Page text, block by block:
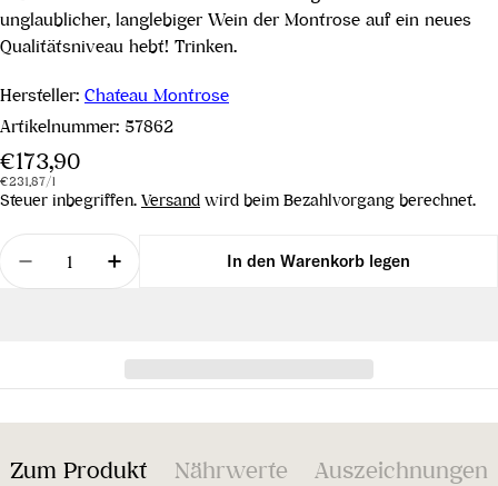
unglaublicher, langlebiger Wein der Montrose auf ein neues
Qualitätsniveau hebt! Trinken.
Hersteller: Chateau Montrose
Artikelnummer: 57862
Regulärer
Preis
€173,90
Stückpreis
€231,87/pro
l
Steuer inbegriffen. Versand wird beim Bezahlvorgang berechnet.
Menge
Menge für Château Montrose 2. Grand Cru
Menge für Château Montrose 2. Grand
In den Warenkorb legen
Zum Produkt Nährwerte Auszeichnungen